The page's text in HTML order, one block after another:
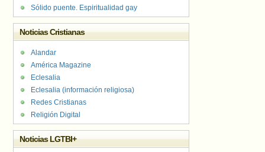
Sólido puente. Espiritualidad gay
Noticias Cristianas
Alandar
América Magazine
Eclesalia
Eclesalia (información religiosa)
Redes Cristianas
Religión Digital
Noticias LGTBI+